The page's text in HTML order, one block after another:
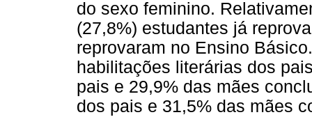
do sexo feminino.
(27,8%) estudantes já
reprovaram no Ensino
habilitações literárias dos
pais e 29,9% das mães
dos pais e 31,5% das mães